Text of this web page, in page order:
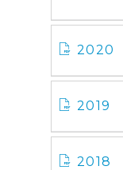
2020
2019
2018